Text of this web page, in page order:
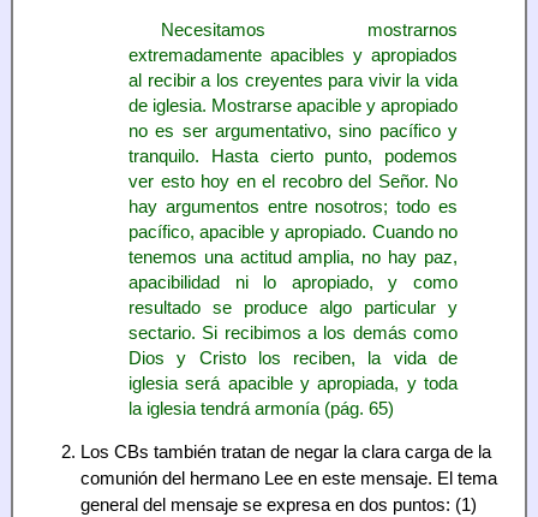
Necesitamos mostrarnos
extremadamente apacibles y apropiados
al recibir a los creyentes para vivir la vida
de iglesia. Mostrarse apacible y apropiado
no es ser argumentativo, sino pacífico y
tranquilo. Hasta cierto punto, podemos
ver esto hoy en el recobro del Señor. No
hay argumentos entre nosotros; todo es
pacífico, apacible y apropiado. Cuando no
tenemos una actitud amplia, no hay paz,
apacibilidad ni lo apropiado, y como
resultado se produce algo particular y
sectario. Si recibimos a los demás como
Dios y Cristo los reciben, la vida de
iglesia será apacible y apropiada, y toda
la iglesia tendrá armonía (pág. 65)
Los CBs también tratan de negar la clara carga de la
comunión del hermano Lee en este mensaje. El tema
general del mensaje se expresa en dos puntos: (1)